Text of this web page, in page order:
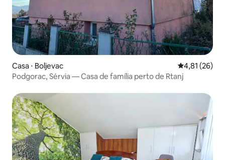
Casa ⋅ Boljevac 4,81 de uma
4,81 (26)
Podgorac, Sérvia — Casa de família perto de Rtanj